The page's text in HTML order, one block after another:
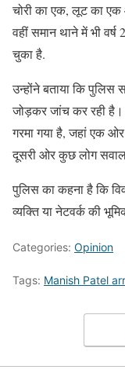
चोरी का एक, लूट का एक
वहीं समान थाने में भी
चुका है.
उन्होंने बताया कि पुलिस
जोड़कर जांच कर रही है।
गरमा गया है, जहां एक
दूसरी ओर कुछ लोग
पुलिस का कहना है कि
व्यक्ति या नेटवर्क की
Categories: Opinion
Tags: Manish Patel